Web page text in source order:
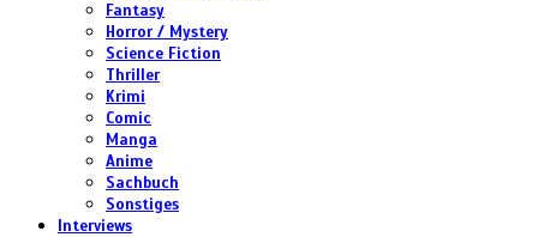
Fantasy
Horror / Mystery
Science Fiction
Thriller
Krimi
Comic
Manga
Anime
Sachbuch
Sonstiges
Interviews